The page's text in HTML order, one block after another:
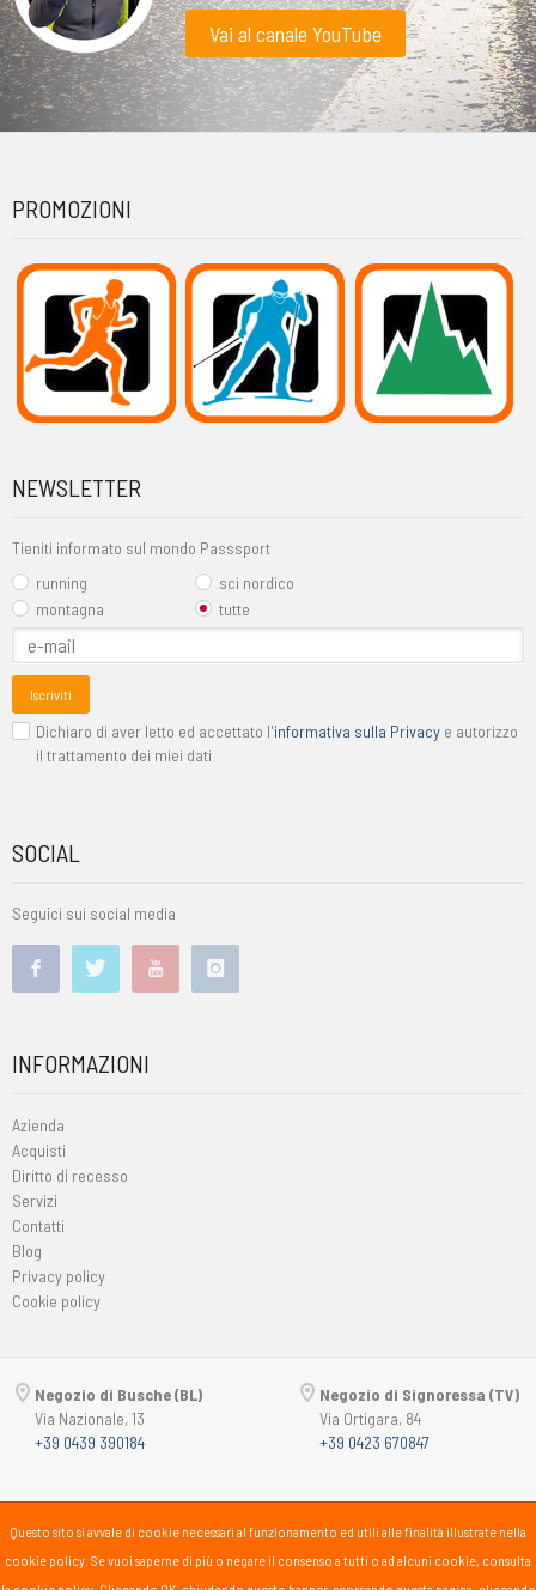
Vai al canale YouTube
PROMOZIONI
NEWSLETTER
Tieniti informato sul mondo Passsport
running
sci nordico
montagna
tutte
Iscriviti
Dichiaro di aver letto ed accettato l'informativa sulla Privacy e autorizzo
il trattamento dei miei dati
SOCIAL
Seguici sui social media
INFORMAZIONI
Azienda
Acquisti
Diritto di recesso
Servizi
Contatti
Blog
Privacy policy
Cookie policy
Negozio di Busche (BL)
Via Nazionale, 13
+39 0439 390184
Negozio di Signoressa (TV)
Via Ortigara, 84
+39 0423 670847
Questo sito si avvale di cookie necessari al funzionamento ed utili alle finalità illustrate nella
cookie policy. Se vuoi saperne di più o negare il consenso a tutti o ad alcuni cookie, consulta